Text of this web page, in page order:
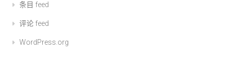
条目 feed
评论 feed
WordPress.org